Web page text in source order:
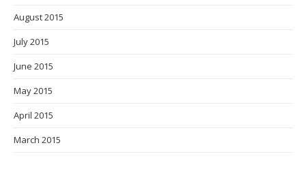
August 2015
July 2015
June 2015
May 2015
April 2015
March 2015